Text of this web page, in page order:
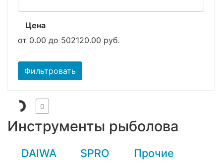
Цена
от 0.00 до 502120.00 руб.
Фильтровать
Инструменты рыболова
0
DAIWA SPRO Прочие